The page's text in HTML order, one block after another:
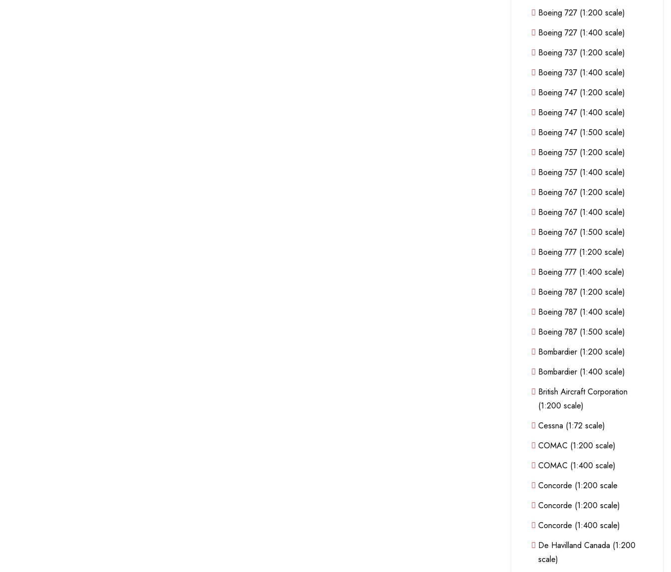
Boeing 727 (1:200 scale)
Boeing 727 (1:400 scale)
Boeing 737 (1:200 scale)
Boeing 737 (1:400 scale)
Boeing 747 (1:200 scale)
Boeing 747 (1:400 scale)
Boeing 747 (1:500 scale)
Boeing 757 (1:200 scale)
Boeing 757 (1:400 scale)
Boeing 767 (1:200 scale)
Boeing 767 (1:400 scale)
Boeing 767 (1:500 scale)
Boeing 777 (1:200 scale)
Boeing 777 (1:400 scale)
Boeing 787 (1:200 scale)
Boeing 787 (1:400 scale)
Boeing 787 (1:500 scale)
Bombardier (1:200 scale)
Bombardier (1:400 scale)
British Aircraft Corporation
(1:200 scale)
Cessna (1:72 scale)
COMAC (1:200 scale)
COMAC (1:400 scale)
Concorde (1:200 scale
Concorde (1:200 scale)
Concorde (1:400 scale)
De Havilland Canada (1:200
scale)